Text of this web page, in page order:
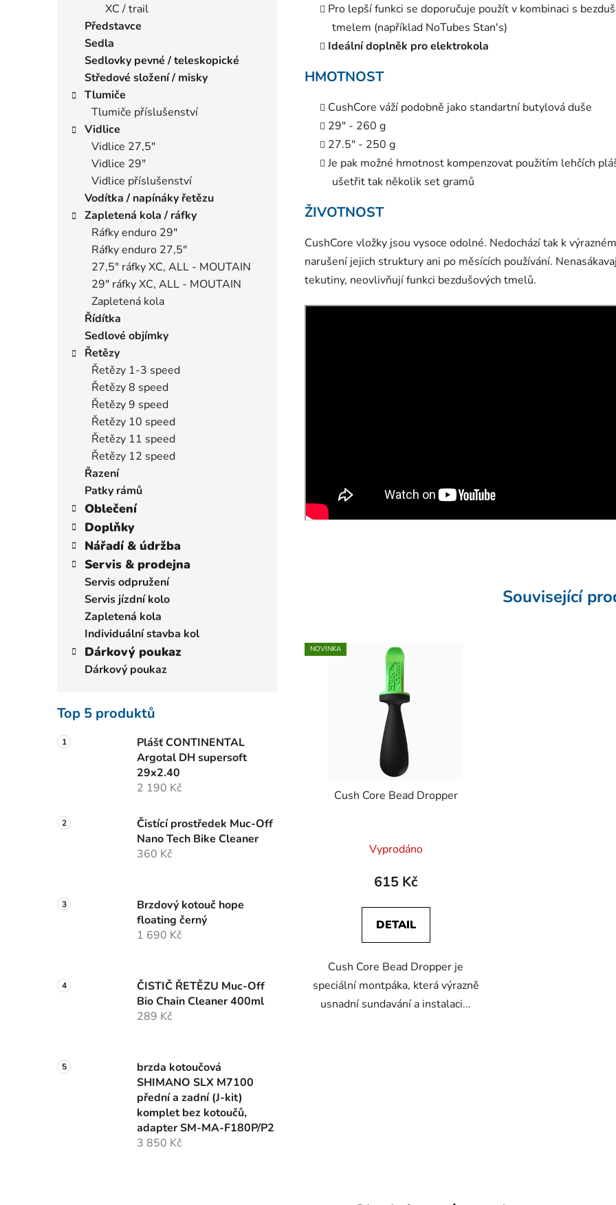
XC / trail
Představce
Sedla
Sedlovky pevné / teleskopické
Středové složení / misky
Tlumiče
Tlumiče příslušenství
Vidlice
Vidlice 27,5"
Vidlice 29"
Vidlice příslušenství
Vodítka / napínáky řetězu
Zapletená kola / ráfky
Ráfky enduro 29"
Ráfky enduro 27,5"
27,5" ráfky XC, ALL - MOUTAIN
29" ráfky XC, ALL - MOUTAIN
Zapletená kola
Řídítka
Sedlové objímky
Řetězy
Řetězy 1-3 speed
Řetězy 8 speed
Řetězy 9 speed
Řetězy 10 speed
Řetězy 11 speed
Řetězy 12 speed
Řazení
Patky rámů
Oblečení
Doplňky
Nářadí & údržba
Servis & prodejna
Servis odpružení
Servis jízdní kolo
Zapletená kola
Individuální stavba kol
Dárkový poukaz
Dárkový poukaz
Top 5 produktů
Plášť CONTINENTAL
Argotal DH supersoft
29x2.40
2 190 Kč
Čistící prostředek Muc-Off
Nano Tech Bike Cleaner
360 Kč
Brzdový kotouč hope
floating černý
1 690 Kč
ČISTIČ ŘETĚZU Muc-Off
Bio Chain Cleaner 400ml
289 Kč
brzda kotoučová
SHIMANO SLX M7100
přední a zadní (J-kit)
komplet bez kotoučů,
adapter SM-MA-F180P/P2
3 850 Kč
Pro lepší funkci se doporučuje použít v kombinaci s
tmelem (například NoTubes Stan's)
Ideální doplněk pro elektrokola
HMOTNOST
CushCore váží podobně jako standartní butylová duše
29" - 260 g
27.5" - 250 g
Je pak možné hmotnost kompenzovat použitím lehčích
ušetřit tak několik set gramů
ŽIVOTNOST
CushCore vložky jsou vysoce odolné. Nedochází tak k
narušení jejich struktury ani po měsících používání.
tekutiny, neovlivňují funkci bezdušových tmelů.
Související
NOVINKA
Cush Core Bead Dropper
Vyprodáno
615 Kč
DETAIL
Cush Core Bead Dropper je
speciální montpáka, která výrazně
usnadní sundavání a instalaci...